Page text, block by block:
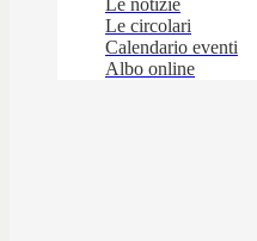
Le notizie
Le circolari
Calendario eventi
Albo online